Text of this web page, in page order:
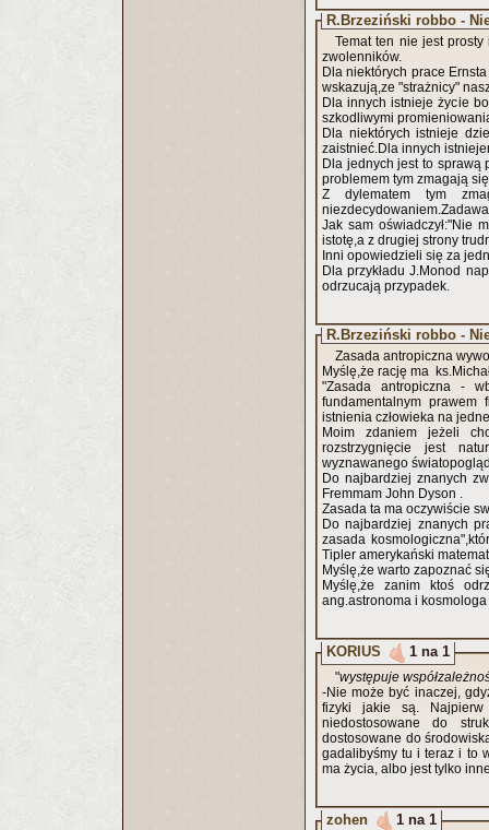
R.Brzeziński robbo -
Temat ten nie jest
zwolenników.
Dla niektórych prace
wskazują,ze "strażnicy"
Dla innych istnieje życie
szkodliwymi
Dla niektórych istnieje
zaistnieć.Dla innych
Dla jednych jest to
problemem tym zmagają
Z dylematem tym
Jak sam oświadczył:"Nie
istotę,a z drugiej strony
Inni opowiedzieli się za
Dla przykładu J.Monod
odrzucają przypadek.
R.Brzeziński robbo -
Zasada antropiczna
Myślę,że rację ma
"Zasada antropiczna -
fundamentalnym prawem
istnienia człowieka na
Moim zdaniem jeżeli
rozstrzygnięcie jest
wyznawanego
Do najbardziej znanych
Fremmam John Dyson .
Zasada ta ma oczywiście
Do najbardziej znanych
zasada
Tipler amerykański
Myślę,że warto zapoznać
Myślę,że zanim ktoś
ang.astronoma i
KORIUS 1 na 1
"występuje
-Nie może być inaczej,
fizyki jakie są.
niedostosowane do
dostosowane do
gadalibyśmy tu i teraz i to
ma życia, albo jest tylko
zohen 1 na 1